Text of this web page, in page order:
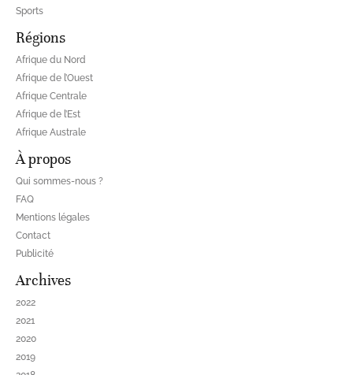
Sports
Régions
Afrique du Nord
Afrique de l’Ouest
Afrique Centrale
Afrique de l’Est
Afrique Australe
À propos
Qui sommes-nous ?
FAQ
Mentions légales
Contact
Publicité
Archives
2022
2021
2020
2019